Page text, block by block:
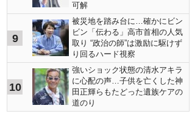
可解
9
被災地を踏み台に…確かにビン
ビン「伝わる」高市首相の人気
取り “政治の師”は激励に駆けず
り回るハード視察
10
強いショック状態の清水アキラ
に心配の声…子供を亡くした神
田正輝らもたどった遺族ケアの
道のり